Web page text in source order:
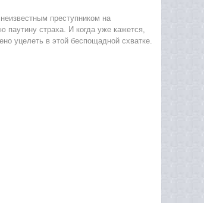
преступником на
страха. И когда уже кажется,
уцелеть в этой беспощадной схватке.